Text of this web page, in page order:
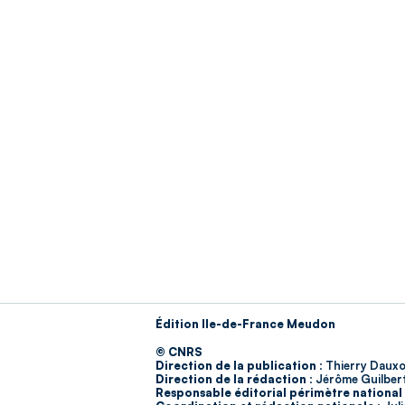
Édition Ile-de-France Meudon
© CNRS
Direction de la publication : Thierry
Direction de la rédaction : Jérôme
Responsable éditorial périmètre national